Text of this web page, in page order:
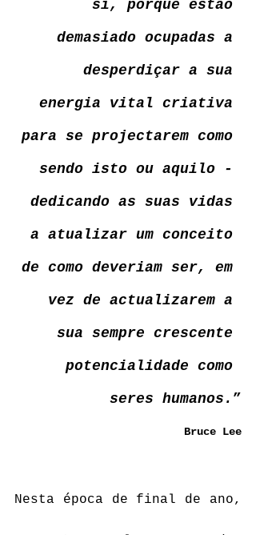
si, porque estão
demasiado ocupadas a
desperdiçar a sua
energia vital criativa
para se projectarem como
sendo isto ou aquilo -
dedicando as suas vidas
a atualizar um conceito
de como deveriam ser, em
vez de actualizarem a
sua sempre crescente
potencialidade como
seres humanos. ”
Bruce Lee
Nesta época de final de ano,